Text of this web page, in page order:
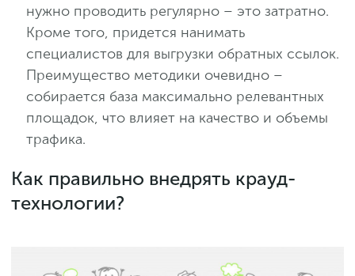
нужно проводить регулярно – это затратно.
Кроме того, придется нанимать
специалистов для выгрузки обратных ссылок.
Преимущество методики очевидно –
собирается база максимально релевантных
площадок, что влияет на качество и объемы
трафика.
Как правильно внедрять крауд-
технологии?